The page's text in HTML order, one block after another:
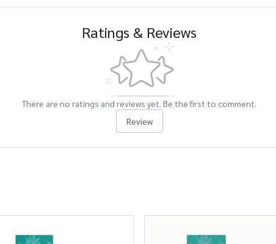
Ratings & Reviews
There are no ratings and reviews yet. Be the first to comment.
Review